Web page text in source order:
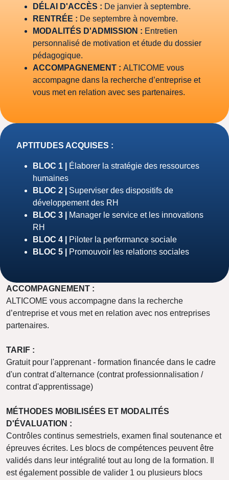
DÉLAI D'ACCÈS : De janvier à septembre.
RENTRÉE : De septembre à novembre.
MODALITÉS D'ADMISSION : Entretien
personnalisé de motivation et étude du dossier
pédagogique.
ACCOMPAGNEMENT : ALTICOME vous
accompagne dans la recherche d’entreprise et
vous met en relation avec ses partenaires.
APTITUDES ACQUISES :
BLOC 1 |
Élaborer la stratégie des ressources
humaines
BLOC 2 |
Superviser des dispositifs de
développement des RH
BLOC 3 |
Manager le service et les innovations
RH
BLOC 4 |
Piloter la performance sociale
BLOC 5 |
Promouvoir les relations sociales
ACCOMPAGNEMENT :
ALTICOME vous accompagne dans la recherche
d’entreprise et vous met en relation avec nos entreprises
partenaires.
TARIF :
Gratuit pour l'apprenant - formation financée dans le cadre
d'un contrat d'alternance (contrat professionnalisation /
contrat d'apprentissage)
MÉTHODES MOBILISÉES ET MODALITÉS
D'ÉVALUATION :
Contrôles continus semestriels, examen final soutenance et
épreuves écrites. Les blocs de compétences peuvent être
validés dans leur intégralité tout au long de la formation. Il
est également possible de valider 1 ou plusieurs blocs